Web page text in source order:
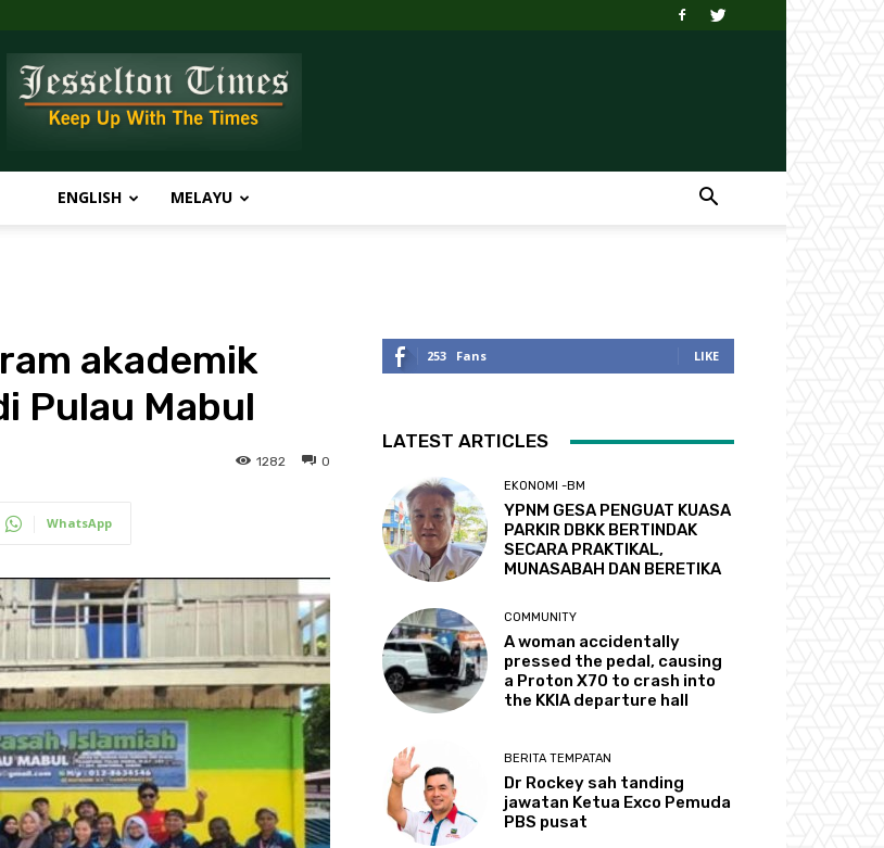
Times
ENGLISH MELAYU
akademik
Pulau Mabul
0
1282
WhatsApp
253 Fans LIKE
LATEST ARTICLES
EKONOMI -BM
YPNM GESA PENGUAT KUASA
PARKIR DBKK BERTINDAK
SECARA PRAKTIKAL,
MUNASABAH DAN BERETIKA
COMMUNITY
A woman accidentally
pressed the pedal, causing
a Proton X70 to crash into
the KKIA departure hall
BERITA TEMPATAN
Dr Rockey sah tanding
jawatan Ketua Exco Pemuda
PBS pusat